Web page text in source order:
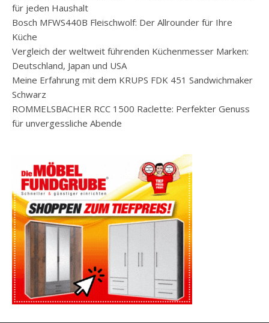
für jeden Haushalt
Bosch MFWS440B Fleischwolf: Der Allrounder für Ihre
Küche
Vergleich der weltweit führenden Küchenmesser Marken:
Deutschland, Japan und USA
Meine Erfahrung mit dem KRUPS FDK 451 Sandwichmaker
Schwarz
ROMMELSBACHER RCC 1500 Raclette: Perfekter Genuss
für unvergessliche Abende